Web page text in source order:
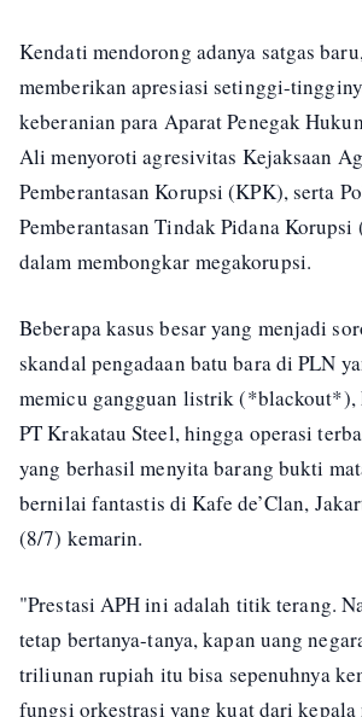
Kendati mendorong adanya satgas
memberikan apresiasi setinggi-
keberanian para Aparat Penegak
Ali menyoroti agresivitas Kejaksaan
Pemberantasan Korupsi (KPK), serta
Pemberantasan Tindak Pidana
dalam membongkar megakorupsi.
Beberapa kasus besar yang menjadi
skandal pengadaan batu bara di PLN
memicu gangguan listrik (*blackout*),
PT Krakatau Steel, hingga operasi
yang berhasil menyita barang bukti
bernilai fantastis di Kafe de’Clan,
(8/7) kemarin.
"Prestasi APH ini adalah titik terang.
tetap bertanya-tanya, kapan uang
triliunan rupiah itu bisa sepenuhnya
fungsi orkestrasi yang kuat dari kepala